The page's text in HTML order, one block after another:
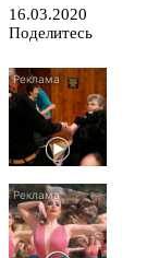
16.03.2020
Поделитесь